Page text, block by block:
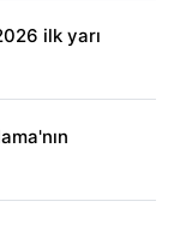
ilk yarı